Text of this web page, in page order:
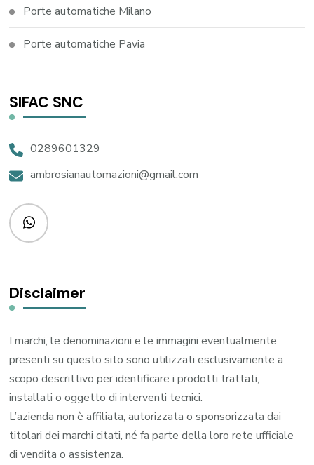
Porte automatiche Milano
Porte automatiche Pavia
SIFAC SNC
0289601329
ambrosianautomazioni@gmail.com
Disclaimer
I marchi, le denominazioni e le immagini eventualmente
presenti su questo sito sono utilizzati esclusivamente a
scopo descrittivo per identificare i prodotti trattati,
installati o oggetto di interventi tecnici.
L’azienda non è affiliata, autorizzata o sponsorizzata dai
titolari dei marchi citati, né fa parte della loro rete ufficiale
di vendita o assistenza.